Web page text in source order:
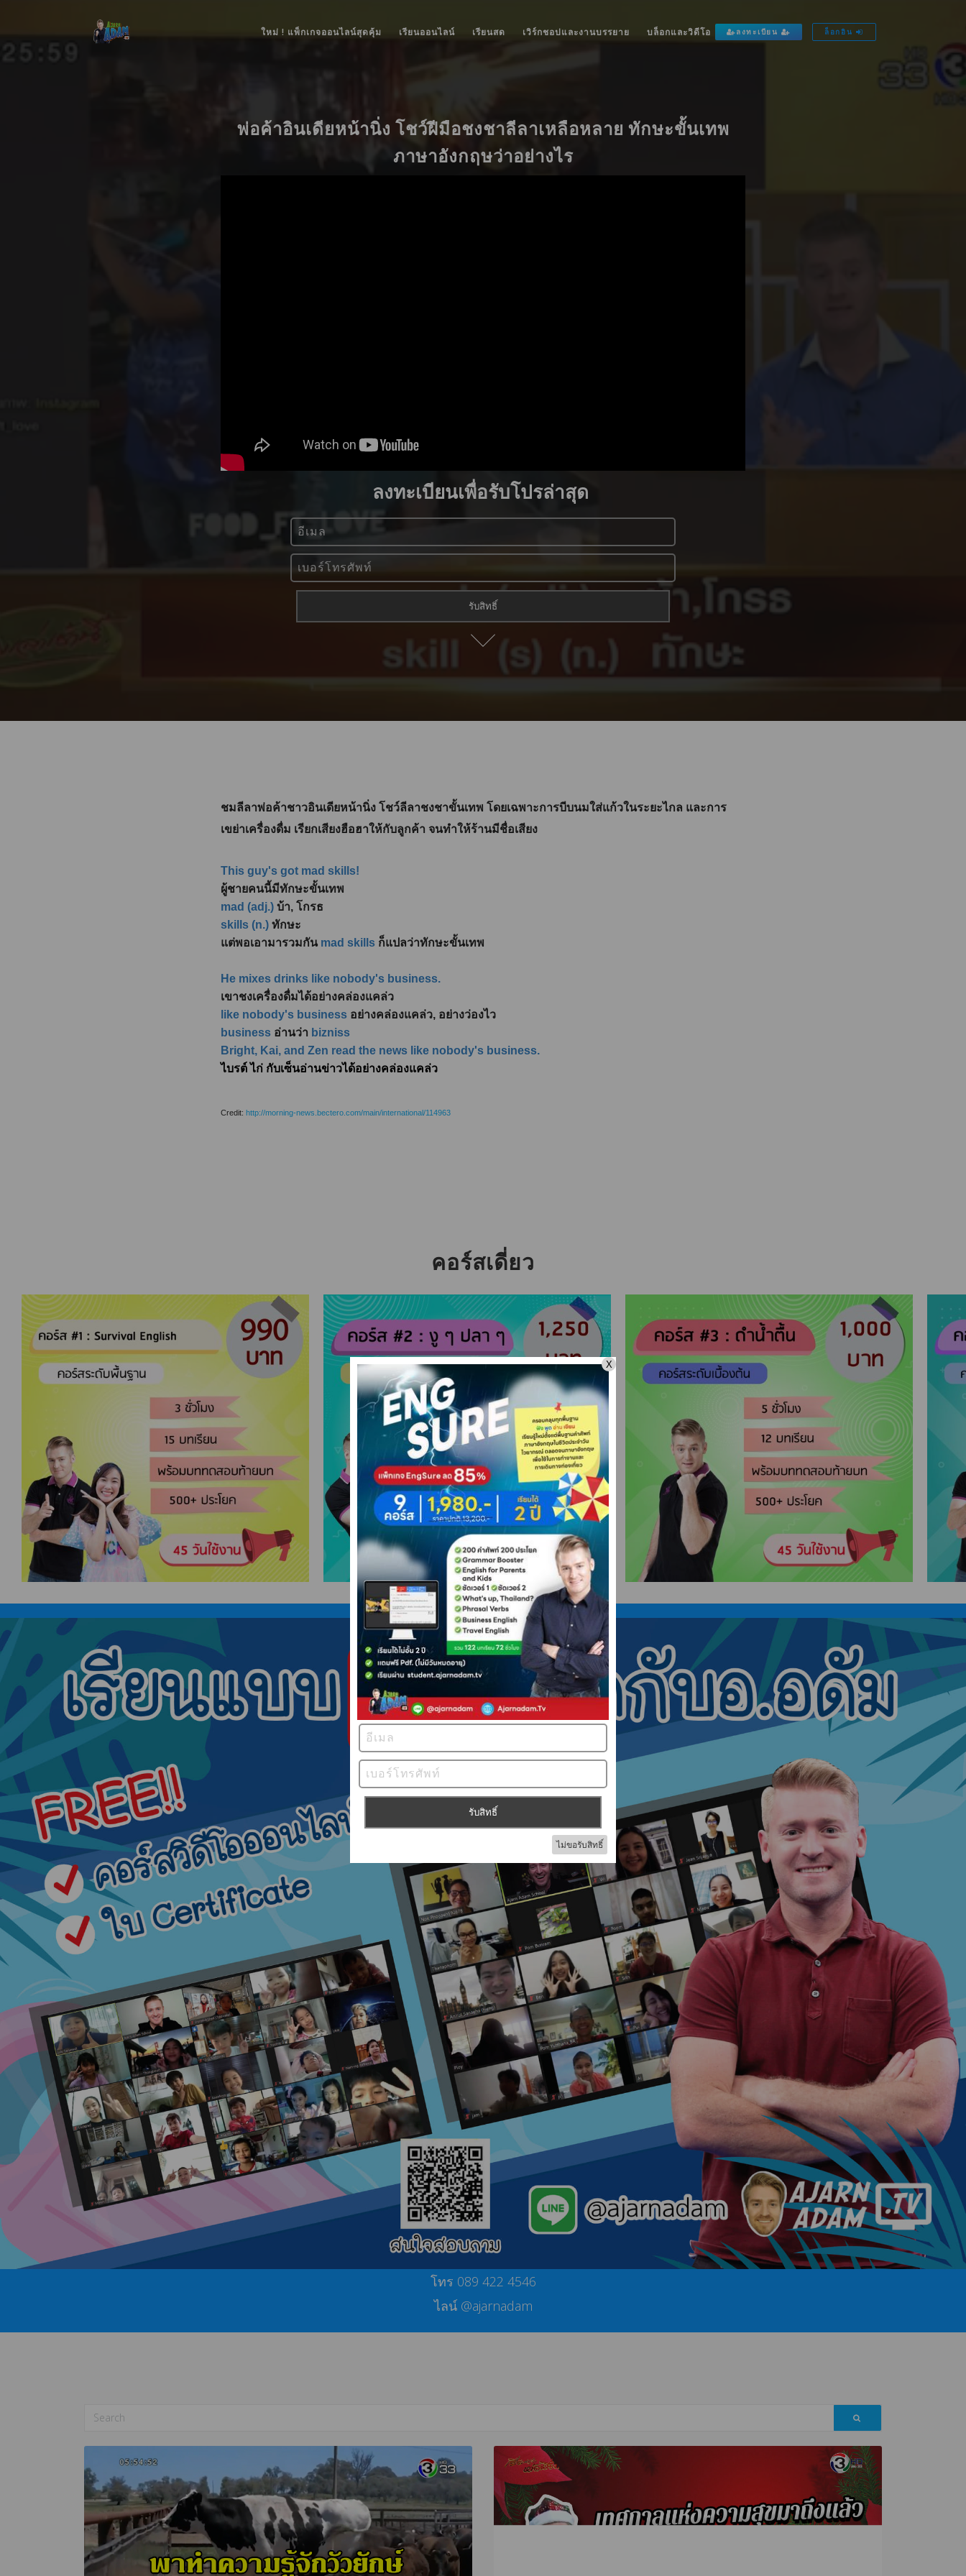
ใหม่ ! แพ็กเกจออนไลน์สุดคุ้ม เรียนออนไลน์ เรียนสด เวิร์กชอปและงานบรรยาย บล็อกและวิดีโอ ลงทะเบียน ล็อกอิน
พ่อค้าอินเดียหน้านิ่ง โชว์ฝีมือชงชาลีลาเหลือหลาย ทักษะขั้นเทพ
ภาษาอังกฤษว่าอย่างไร
ชมลีลาพ่อค้าชาวอินเดียหน้านิ่ง โชว์ลีลาชงชาขั้นเทพ โดยเฉพาะการบีบนมใส่แก้วในระยะไกล และการ
เขย่าเครื่องดื่ม เรียกเสียงฮือฮาให้กับลูกค้า จนทำให้ร้านมีชื่อเสียง
This guy's got mad skills!
ผู้ชายคนนี้มีทักษะขั้นเทพ
mad (adj.) บ้า, โกรธ
skills (n.) ทักษะ
แต่พอเอามารวมกัน mad skills ก็แปลว่าทักษะขั้นเทพ
He mixes drinks like nobody's business.
เขาชงเครื่องดื่มได้อย่างคล่องแคล่ว
like nobody's business อย่างคล่องแคล่ว, อย่างว่องไว
business อ่านว่า bizniss
Bright, Kai, and Zen read the news like nobody's business.
ไบรต์ ไก่ กับเซ็นอ่านข่าวได้อย่างคล่องแคล่ว
Credit: http://morning-news.bectero.com/main/international/114963
คอร์สเดี่ยว
โทร 089 422 4546
ไลน์ @ajarnadam